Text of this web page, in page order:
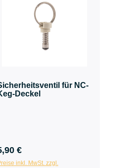
für NC-
Deckel
€
inkl. MwSt. zzgl.